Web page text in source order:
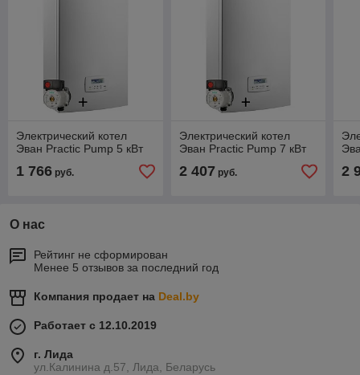
Электрический котел
Эван Practic Pump 5 кВт
1 766 руб.
Электрический котел
Эван Practic Pump 7 кВт
2 407 руб. 2
О нас
Рейтинг не сформирован
Менее 5 отзывов за последний год
Компания продает на Deal.by
Работает с 12.10.2019
г. Лида
ул.Калинина д.57, Лида, Беларусь